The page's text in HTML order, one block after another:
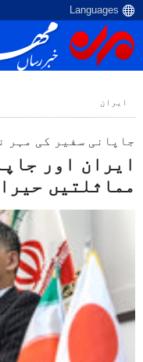
ایران
جاپانی سفیر کی مہر
ایران اور
مماثلتیں